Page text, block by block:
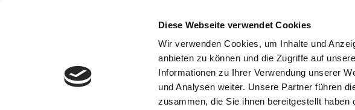
Diese Webseite verwendet Cookies
Wir verwenden Cookies, um Inhalte und
anbieten zu können und die Zugriffe auf
Informationen zu Ihrer Verwendung unserer
und Analysen weiter. Unsere Partner führen
zusammen, die Sie ihnen bereitgestellt